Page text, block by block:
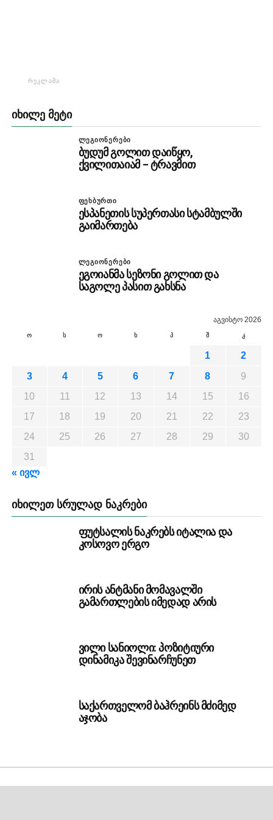
ᲠᲔᲙᲚᲐᲛᲐ
ᲘᲮᲘᲚᲔ ᲛᲔᲢᲘ
ᲚᲔᲒᲘᲝᲜᲔᲠᲔᲑᲘ
ბუდუმ გოლით დაიწყო,
ქვილითაიამ – ტრავმით
ᲤᲔᲮᲑᲣᲠᲗᲘ
ესპანეთის სუპერთასი სტამბულში
გაიმართება
ᲚᲔᲒᲘᲝᲜᲔᲠᲔᲑᲘ
ეგოიანმა სეზონი გოლით და
საგოლე პასით გახსნა
აგვისტო 2026
ო ს ო ხ პ შ კ
1
2
3
4 5 6 7 8
9
10
11 12 13 14 15
16
17
18 19 20 21 22
23
24
25 26 27 28 29
30
31
« ივლ
ᲘᲮᲘᲚᲔᲗ ᲡᲠᲣᲚᲐᲓ ᲜᲐᲙᲠᲔᲑᲘ
ფუტსალის ნაკრებს იტალია და
კოსოვო ერგო
ირის ანტმანი მომავალში
გამართლების იმედად არის
ვილი სანიოლი: პოზიტიური
დინამიკა შევინარჩუნეთ
საქართველომ ბაჰრეინს მძიმედ
აჯობა